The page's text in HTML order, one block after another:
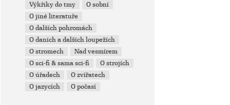
Výkřiky do tmy
O sobní
O jiné literatuře
O dalších pohromách
O daních a dalších loupežích
O stromech
Nad vesmírem
O sci-fi & sama sci-fi
O strojích
O úřadech
O zvířatech
O jazycích
O počasí